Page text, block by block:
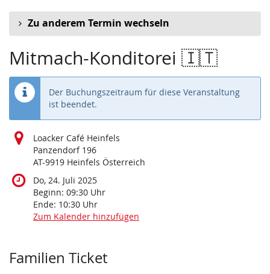
Zu anderem Termin wechseln
Mitmach-Konditorei 🇮🇹
Der Buchungszeitraum für diese Veranstaltung
ist beendet.
Loacker Café Heinfels
Panzendorf 196
AT-9919 Heinfels Österreich
Do, 24. Juli 2025
Beginn: 09:30 Uhr
Ende: 10:30 Uhr
Zum Kalender hinzufügen
Produkte
Familien Ticket